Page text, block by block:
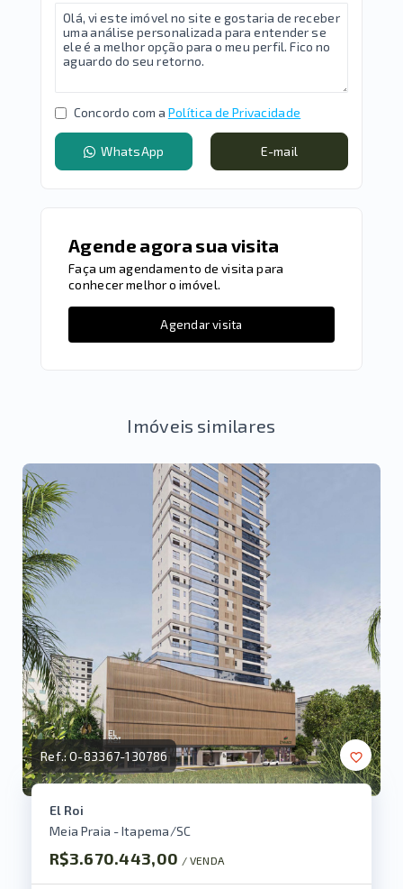
Concordo com a Política de Privacidade
WhatsApp E-mail
Agende agora sua visita
Faça um agendamento de visita para
conhecer melhor o imóvel.
Agendar visita
Imóveis similares
Ref.:O-83367-130786
El Roi
Meia Praia - Itapema/SC
R$3.670.443,00 / VENDA